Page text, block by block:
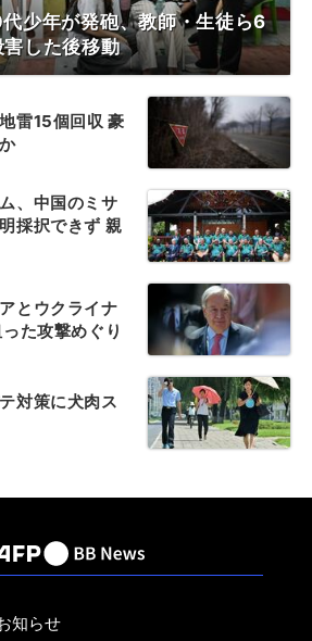
少年が発砲、教師・生徒ら6
した後移動
雷15個回収 豪
、中国のミサ
採択できず 親
とウクライナ
た攻撃めぐり
対策に犬肉ス
知らせ